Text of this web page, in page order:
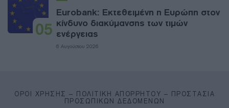
05
Eurobank: Εκτεθειμένη η Ευρώπη στον
κίνδυνο διακύμανσης των τιμών
ενέργειας
6 Αυγούστου 2026
ΌΡΟΙ ΧΡΉΣΗΣ – ΠΟΛΙΤΙΚΉ ΑΠΟΡΡΉΤΟΥ – ΠΡΟΣΤΑΣΊΑ
ΠΡΟΣΩΠΙΚΏΝ ΔΕΔΟΜΈΝΩΝ